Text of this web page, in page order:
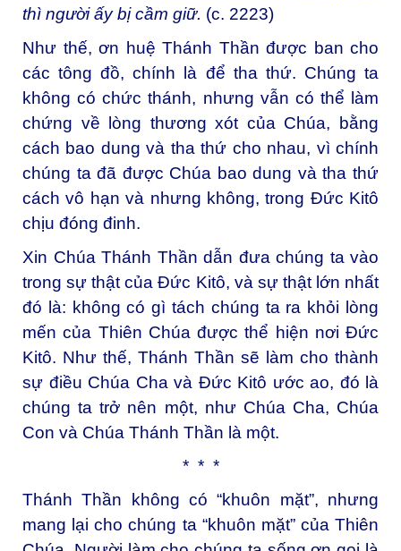
thì người ấy bị cầm giữ. (c. 2223)
Như thế, ơn huệ Thánh Thần được ban cho
các tông đồ, chính là để tha thứ. Chúng ta
không có chức thánh, nhưng vẫn có thể làm
chứng về lòng thương xót của Chúa, bằng
cách bao dung và tha thứ cho nhau, vì chính
chúng ta đã được Chúa bao dung và tha thứ
cách vô hạn và nhưng không, trong Đức Kitô
chịu đóng đinh.
Xin Chúa Thánh Thần dẫn đưa chúng ta vào
trong sự thật của Đức Kitô, và sự thật lớn nhất
đó là: không có gì tách chúng ta ra khỏi lòng
mến của Thiên Chúa được thể hiện nơi Đức
Kitô. Như thế, Thánh Thần sẽ làm cho thành
sự điều Chúa Cha và Đức Kitô ước ao, đó là
chúng ta trở nên một, như Chúa Cha, Chúa
Con và Chúa Thánh Thần là một.
* * *
Thánh Thần không có “khuôn mặt”, nhưng
mang lại cho chúng ta “khuôn mặt” của Thiên